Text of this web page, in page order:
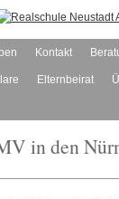
Kontakt
Elternbeirat
in den